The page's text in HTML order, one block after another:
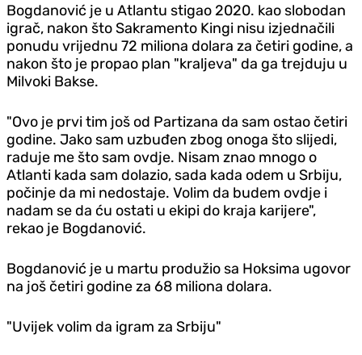
Bogdanović je u Atlantu stigao 2020. kao slobodan
igrač, nakon što Sakramento Kingi nisu izjednačili
ponudu vrijednu 72 miliona dolara za četiri godine, a
nakon što je propao plan "kraljeva" da ga trejduju u
Milvoki Bakse.
"Ovo je prvi tim još od Partizana da sam ostao četiri
godine. Jako sam uzbuđen zbog onoga što slijedi,
raduje me što sam ovdje. Nisam znao mnogo o
Atlanti kada sam dolazio, sada kada odem u Srbiju,
počinje da mi nedostaje. Volim da budem ovdje i
nadam se da ću ostati u ekipi do kraja karijere",
rekao je Bogdanović.
Bogdanović je u martu produžio sa Hoksima ugovor
na još četiri godine za 68 miliona dolara.
"Uvijek volim da igram za Srbiju"